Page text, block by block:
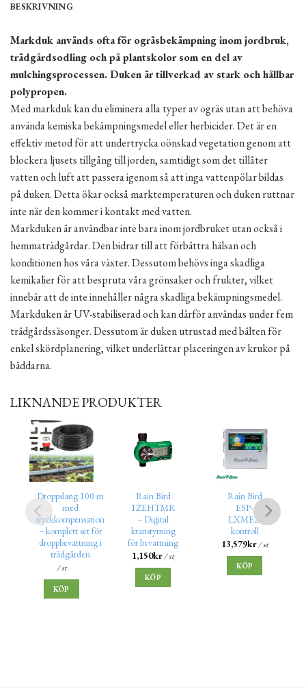
BESKRIVNING
Markduk används ofta för ogräsbekämpning inom jordbruk,
trädgårdsodling och på plantskolor som en del av
mulchingsprocessen. Duken är tillverkad av stark och hållbar
polypropen.
Med markduk kan du eliminera alla typer av ogräs utan att behöva
använda kemiska bekämpningsmedel eller herbicider. Det är en
effektiv metod för att undertrycka oönskad vegetation genom att
blockera ljusets tillgång till jorden, samtidigt som det tillåter
vatten och luft att passera igenom så att inga vattenpölar bildas
på duken. Detta ökar också marktemperaturen och duken ruttnar
inte när den kommer i kontakt med vatten.
Markduken är användbar inte bara inom jordbruket utan också i
hemmaträdgårdar. Den bidrar till att förbättra hälsan och
konditionen hos våra växter. Dessutom behövs inga skadliga
kemikalier för att bespruta våra grönsaker och frukter, vilket
innebär att de inte innehåller några skadliga bekämpningsmedel.
Markduken är UV-stabiliserad och kan därför användas under fem
trädgårdssäsonger. Dessutom är duken utrustad med bälten för
enkel skördplanering, vilket underlättar placeringen av krukor på
bäddarna.
LIKNANDE PRODUKTER
Droppslang 100 m
med
tryckkompensation
– komplett set för
droppbevattning i
trädgården
/ st
KÖP
Rain Bird
1ZEHTMR
– Digital
kranstyrning
för bevattning
1,150kr / st
KÖP
Rain Bird
ESP-
LXME2-
kontroll
13,579kr/ st
KÖP